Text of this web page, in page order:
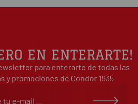
4
0%
estrellas
0%
1
estrellas 0%
EN ENTERARTE!
para enterarte de todas las
y promociones de Condor 1935